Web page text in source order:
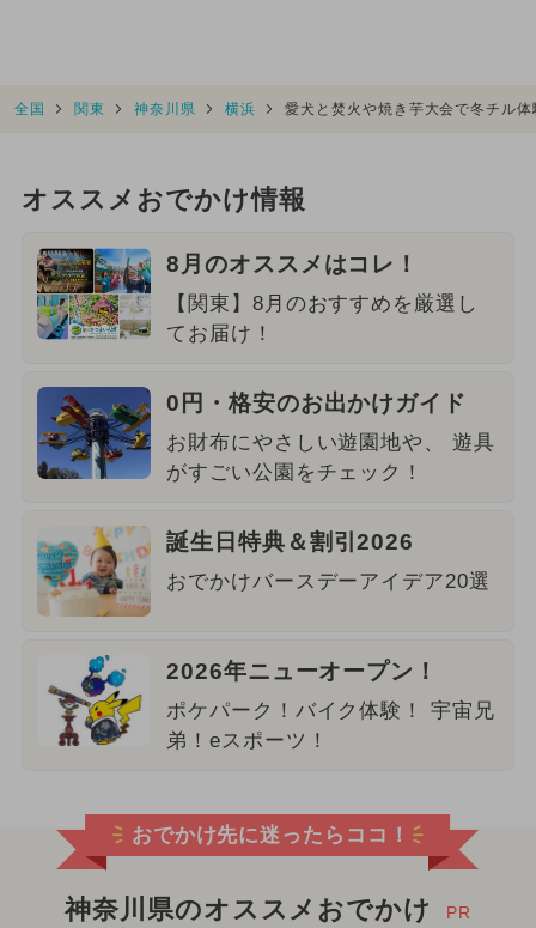
全国 関東 神奈川県 横浜 愛犬と焚火や焼き芋大会で冬チル
オススメおでかけ情報
8月のオススメはコレ！
【関東】8月のおすすめを厳選し
てお届け！
0円・格安のお出かけガイド
お財布にやさしい遊園地や、 遊具
がすごい公園をチェック！
誕生日特典＆割引2026
おでかけバースデーアイデア20選
2026年ニューオープン！
ポケパーク！バイク体験！ 宇宙兄
弟！eスポーツ！
おでかけ先に迷ったらココ！
神奈川県のオススメおでかけ PR